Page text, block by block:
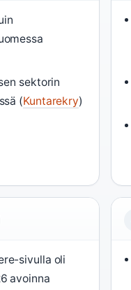
sektorin
(Kuntarekry)
sivulla oli
avoinna